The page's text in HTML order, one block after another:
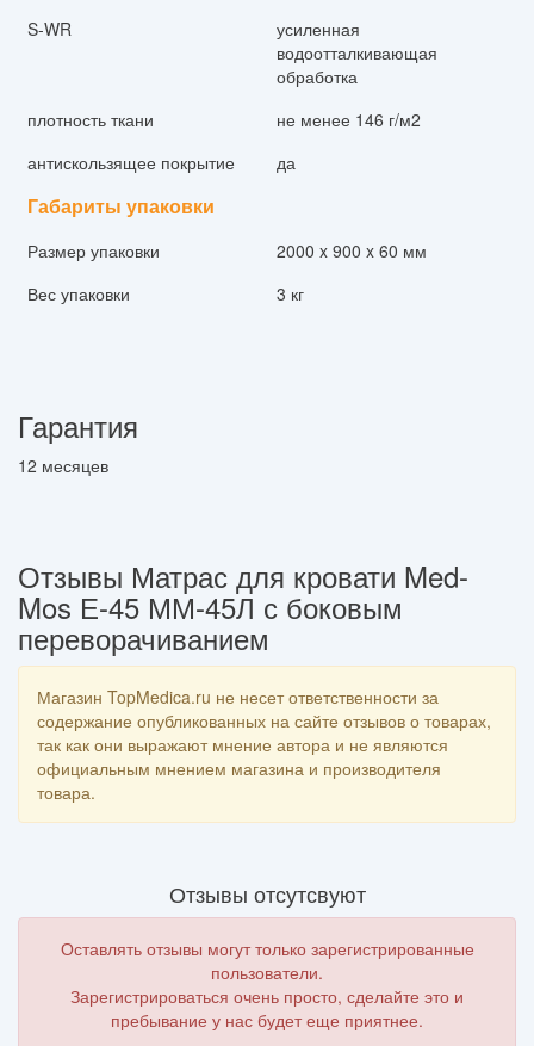
S-WR
усиленная
водоотталкивающая
обработка
плотность ткани
не менее 146 г/м2
антискользящее покрытие
да
Габариты упаковки
Размер упаковки
2000 x 900 x 60 мм
Вес упаковки
3 кг
Гарантия
12 месяцев
Отзывы Матрас для кровати Med-
Mos Е-45 ММ-45Л с боковым
переворачиванием
Магазин TopMedica.ru не несет ответственности за
содержание опубликованных на сайте отзывов о товарах,
так как они выражают мнение автора и не являются
официальным мнением магазина и производителя
товара.
Отзывы отсутсвуют
Оставлять отзывы могут только зарегистрированные
пользователи.
Зарегистрироваться очень просто, сделайте это и
пребывание у нас будет еще приятнее.